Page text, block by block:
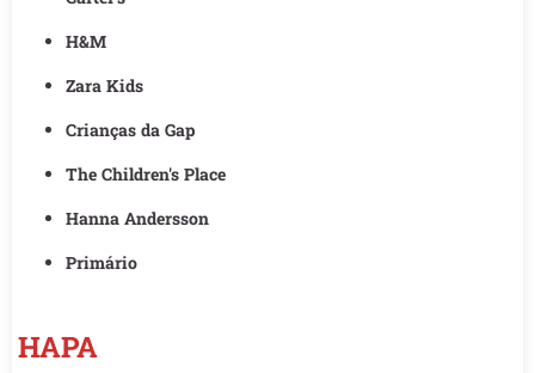
H&M
Zara Kids
Crianças da Gap
The Children's Place
Hanna Andersson
Primário
HAPA